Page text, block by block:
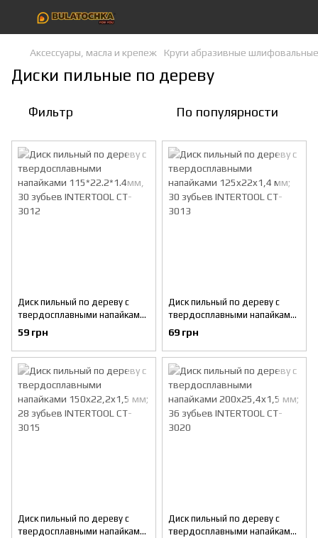
Аксессуары, масла и крепеж Круги абразивные шлифовальные
Диски пильные по дереву
Фильтр По популярности
Диск пильный по дереву с
твердосплавными напайками
115*22.2*1.4мм, 30 зубьев
INTERTOOL CT-3012
59 грн
Диск пильный по дереву с
твердосплавными напайками
125x22x1,4 мм; 30 зубьев
INTERTOOL CT-3013
69 грн
Диск пильный по дереву с
твердосплавными напайками
Диск пильный по дереву с
твердосплавными напайками